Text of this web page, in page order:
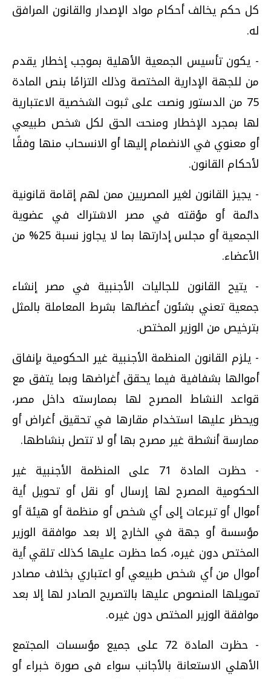
كل حكم يخالف أحكام مواد الإصدار والقانون المرافق
له.
- يكون تأسيس الجمعية الأهلية بموجب إخطار يقدم
من للجهة الإدارية المختصة وذلك التزامًا بنص المادة
75 من الدستور ونصت على ثبوت الشخصية الاعتبارية
لها بمجرد الإخطار ومنحت الحق لكل شخص طبيعي
أو معنوي في الانضمام إليها أو الانسحاب منها وفقًا
لأحكام القانون.
- يجيز القانون لغير المصريين ممن لهم إقامة قانونية
دائمة أو مؤقته في مصر الاشتراك في عضوية
الجمعية أو مجلس إدارتها بما لا يجاوز نسبة 25% من
الأعضاء.
- يتيح القانون للجاليات الأجنبية في مصر إنشاء
جمعية تعني بشئون أعضائها بشرط المعاملة بالمثل
بترخيص من الوزير المختص.
- يلزم القانون المنظمة الأجنبية غير الحكومية بإنفاق
أموالها بشفافية فيما يحقق أغراضها وبما يتفق مع
قواعد النشاط المصرح لها بممارسته داخل مصر،
ويحظر عليها استخدام مقارها في تحقيق أغراض أو
ممارسة أنشطة غير مصرح بها أو لا تتصل بنشاطها.
- حظرت المادة 71 على المنظمة الأجنبية غير
الحكومية المصرح لها إرسال أو نقل أو تحويل أية
أموال أو تبرعات إلى أي شخص أو منظمة أو هيئة أو
مؤسسة أو جهة في الخارج إلا بعد موافقة الوزير
المختص دون غيره، كما حظرت عليها كذلك تلقي أية
أموال من أي شخص طبيعي أو اعتباري بخلاف مصادر
تمويلها المنصوص عليها بالتصريح الصادر لها إلا بعد
موافقة الوزير المختص دون غيره.
- حظرت المادة 72 على جميع مؤسسات المجتمع
الأهلي الاستعانة بالأجانب سواء فى صورة خبراء أو